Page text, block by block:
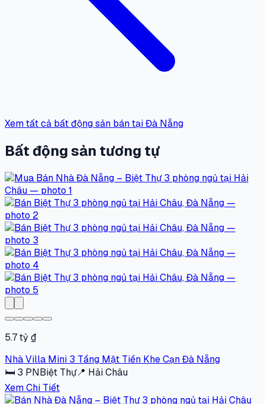
Xem tất cả bất động sản bán tại Đà Nẵng
Bất động sản tương tự
5.7 tỷ ₫
Nhà Villa Mini 3 Tầng Mặt Tiền Khe Cạn Đà Nẵng
🛏 3 PNBiệt Thự📍 Hải Châu
Xem Chi Tiết